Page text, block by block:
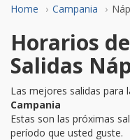
Home Campania
Horarios
Salidas
Las mejores salidas para
Campania
Estas son las próximas
período que usted guste.